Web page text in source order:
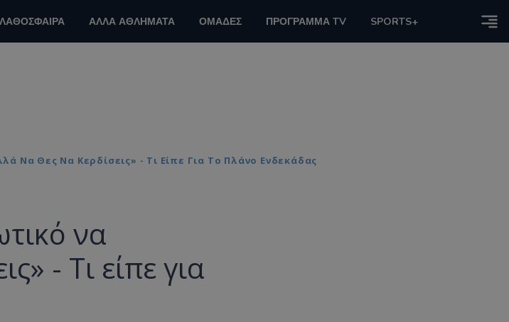
ΑΛΛΑ ΑΘΛΗΜΑΤΑ ΟΜΑΔΕΣ ΠΡΟΓΡΑΜΜΑ TV SPORTS+
Να Θες Να Κερδίσεις» - Τι Είπε Για Το Πλάνο Ενδεκάδας
να
- Τι είπε για